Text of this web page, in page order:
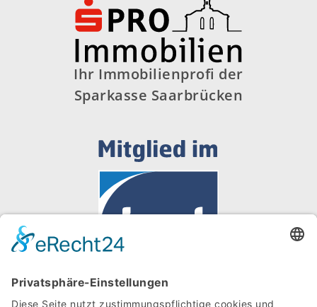
Ihr Immobilienprofi der
Sparkasse Saarbrücken